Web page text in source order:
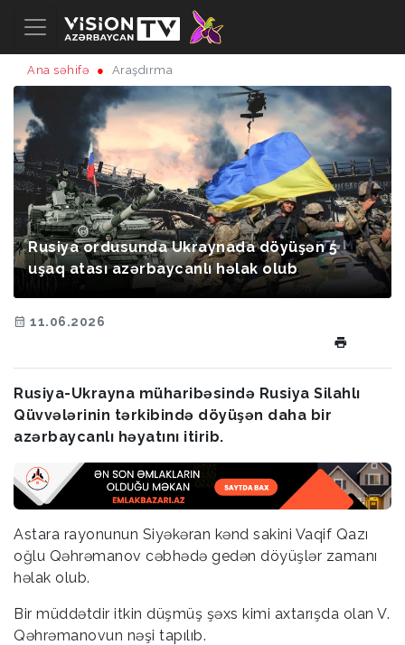
Ana səhifə Araşdırma
Rusiya ordusunda Ukraynada döyüşən 5
uşaq atası azərbaycanlı həlak olub
11.06.2026
Rusiya-Ukrayna müharibəsində Rusiya Silahlı
Qüvvələrinin tərkibində döyüşən daha bir
azərbaycanlı həyatını itirib.
Astara rayonunun Siyəkəran kənd sakini Vaqif Qazı
oğlu Qəhrəmanov cəbhədə gedən döyüşlər zamanı
həlak olub.
Bir müddətdir itkin düşmüş şəxs kimi axtarışda olan V.
Qəhrəmanovun nəşi tapılıb.